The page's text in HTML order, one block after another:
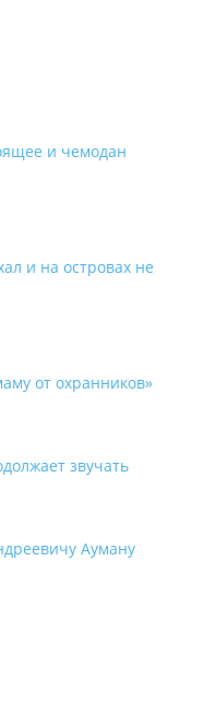
и чемодан
и на островах не
от охранников»
звучать
Ауману